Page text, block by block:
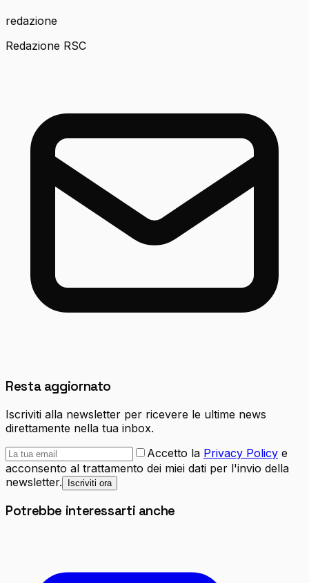
redazione
Redazione RSC
Resta aggiornato
Iscriviti alla newsletter per ricevere le ultime news
direttamente nella tua inbox.
Accetto la Privacy Policy e
acconsento al trattamento dei miei dati per l'invio della
newsletter.
Iscriviti ora
Potrebbe interessarti anche